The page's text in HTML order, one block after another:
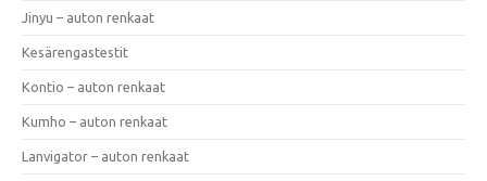
Jinyu – auton renkaat
Kesärengastestit
Kontio – auton renkaat
Kumho – auton renkaat
Lanvigator – auton renkaat